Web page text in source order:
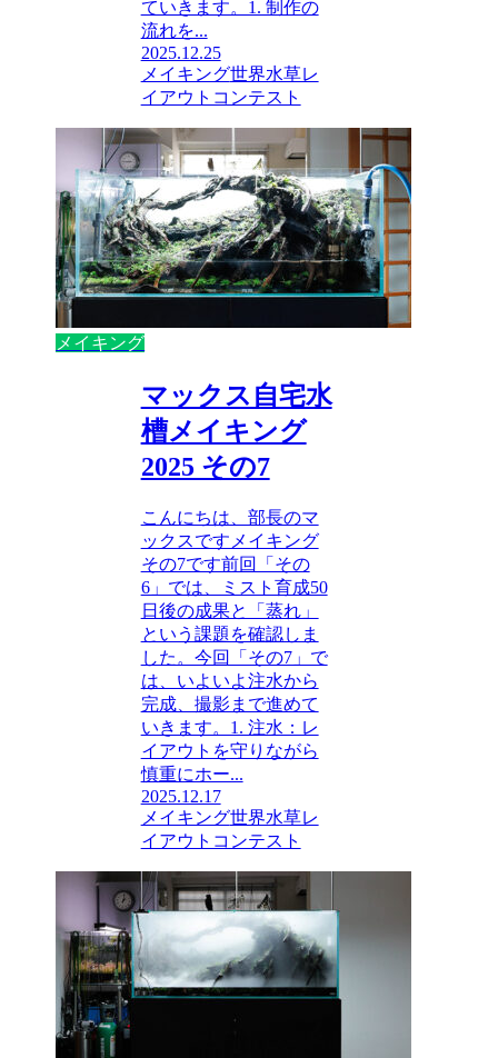
ていきます。1. 制作の
流れを...
2025.12.25
メイキング世界水草レ
イアウトコンテスト
メイキング
マックス自宅水
槽メイキング
2025 その7
こんにちは、部長のマ
ックスですメイキング
その7です前回「その
6」では、ミスト育成50
日後の成果と「蒸れ」
という課題を確認しま
した。今回「その7」で
は、いよいよ注水から
完成、撮影まで進めて
いきます。1. 注水：レ
イアウトを守りながら
慎重にホー...
2025.12.17
メイキング世界水草レ
イアウトコンテスト